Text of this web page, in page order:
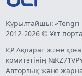
Құрылтайшы:
2012-2026 © Ұлт
ҚР Ақпарат және
комитетінің
Авторлық және